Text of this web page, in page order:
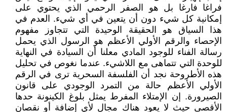
فراغا فارغا بل هو الصفر الرحمي الذي يحتوي على
إمكانية كل شيء دون أن يتعين في أي شيء. العدم في
هذا السياق هو الحقيقة الوحيدة التي تتجاوز مفهوم
الإحصاء والرقم الأولي الأعظم هو الرسول الذي يحمل
رسالة الفناء للوجود المادي معلنا أن السيادة في النهاية
للوحدة التي تتماهى مع اللاشيء. عندما نغوص في تحليل
هذه الأطروحة نجد أن الفلسفة السحرية ترى في الرقم
الأولي الأعظم حالة من التمرد الوجودي على قانون
الصيرورة. إن الإمتلاء المفرط يمثل بلوغ الكينونة حدها
الأقصى حيث لا يعود هناك مجال لأي إضافة أو نقصان